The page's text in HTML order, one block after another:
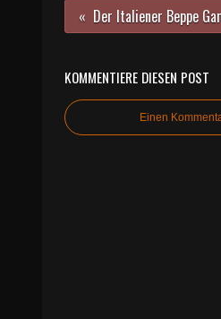
KOMMENTIERE DIESEN POST
Einen